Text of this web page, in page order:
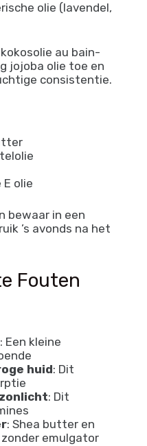
olie (lavendel,
au bain-
jojoba olie toe en
consistentie.
olie
bewaar in een
’s avonds na het
Fouten
: Een kleine
huid: Dit
: Dit
: Shea butter en
emulgator